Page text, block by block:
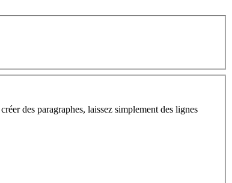
des paragraphes, laissez simplement des lignes